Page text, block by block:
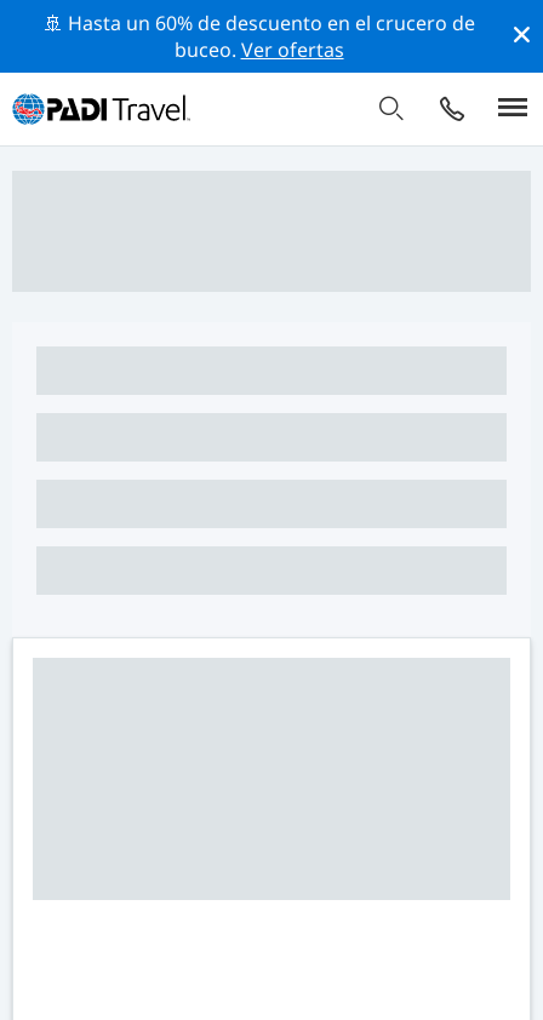
🚢 Hasta un 60% de descuento en el crucero de
buceo. Ver ofertas